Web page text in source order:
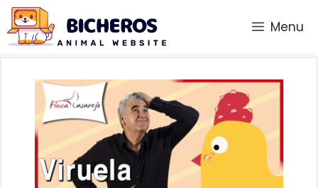
Saltar
al
contenido
Menu